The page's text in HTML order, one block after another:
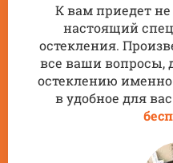
К вам приедет
настоящий
остекления.
все ваши вопросы,
остеклению
в удобное для